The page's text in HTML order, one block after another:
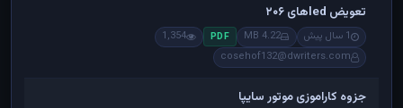
تعویض ledهای ۲۰۶
1 سال پیش 4.22 MB
PDF
1,354
cosehof132@dwriters.com
جزوه کاراموزی موتور سایپا